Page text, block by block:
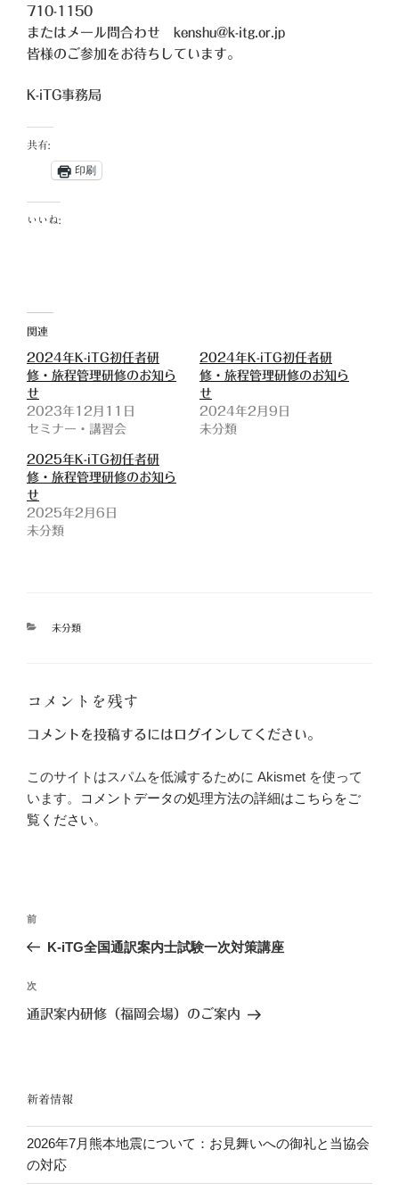
710-1150
またはメール問合わせ kenshu@k-itg.or.jp
皆様のご参加をお待ちしています。
K-iTG事務局
共有:
印刷
いいね:
関連
2024年K-iTG初任者研
修・旅程管理研修のお知ら
せ
2023年12月11日
セミナー・講習会
2024年K-iTG初任者研
修・旅程管理研修のお知ら
せ
2024年2月9日
未分類
2025年K-iTG初任者研
修・旅程管理研修のお知ら
せ
2025年2月6日
未分類
カ
未分類
コメントを残す
コメントを投稿するには ログイン してください。
このサイトはスパムを低減するために Akismet を使って
います。
コメントデータの処理方法の詳細はこちらをご
覧ください。
ビ
ゲ
ン
前
の
稿
前
K-iTG全国通訳案内士試験一次対策講座
次
の
次
通訳案内研修（福岡会場）のご案内
新着情報
2026年7月熊本地震について：お見舞いへの御礼と当協会
の対応